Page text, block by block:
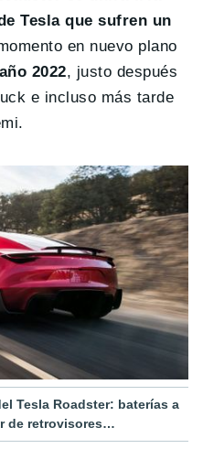
Tesla que sufren un
en nuevo plano
2022, justo después
e incluso más tarde
Tesla Roadster: baterías a
de retrovisores…